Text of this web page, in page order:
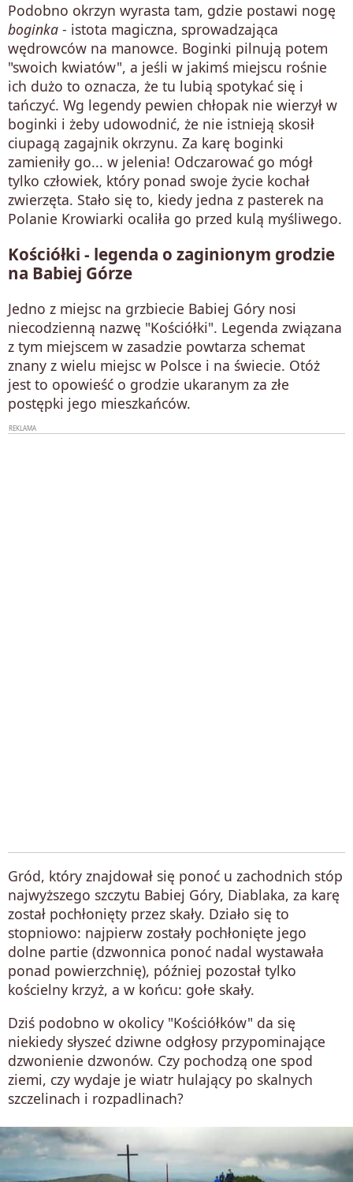
Podobno okrzyn wyrasta tam, gdzie postawi nogę
boginka - istota magiczna, sprowadzająca
wędrowców na manowce. Boginki pilnują potem
"swoich kwiatów", a jeśli w jakimś miejscu rośnie
ich dużo to oznacza, że tu lubią spotykać się i
tańczyć. Wg legendy pewien chłopak nie wierzył w
boginki i żeby udowodnić, że nie istnieją skosił
ciupagą zagajnik okrzynu. Za karę boginki
zamieniły go... w jelenia! Odczarować go mógł
tylko człowiek, który ponad swoje życie kochał
zwierzęta. Stało się to, kiedy jedna z pasterek na
Polanie Krowiarki ocaliła go przed kulą myśliwego.
Kościółki - legenda o zaginionym grodzie
na Babiej Górze
Jedno z miejsc na grzbiecie Babiej Góry nosi
niecodzienną nazwę "Kościółki". Legenda związana
z tym miejscem w zasadzie powtarza schemat
znany z wielu miejsc w Polsce i na świecie. Otóż
jest to opowieść o grodzie ukaranym za złe
postępki jego mieszkańców.
Gród, który znajdował się ponoć u zachodnich stóp
najwyższego szczytu Babiej Góry, Diablaka, za karę
został pochłonięty przez skały. Działo się to
stopniowo: najpierw zostały pochłonięte jego
dolne partie (dzwonnica ponoć nadal wystawała
ponad powierzchnię), później pozostał tylko
kościelny krzyż, a w końcu: gołe skały.
Dziś podobno w okolicy "Kościółków" da się
niekiedy słyszeć dziwne odgłosy przypominające
dzwonienie dzwonów. Czy pochodzą one spod
ziemi, czy wydaje je wiatr hulający po skalnych
szczelinach i rozpadlinach?